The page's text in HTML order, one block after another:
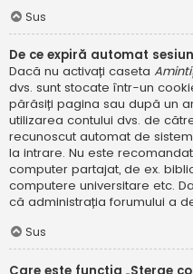
Sus
De ce expiră automat
Dacă nu activați caseta
dvs. sunt stocate într-un
părăsiți pagina sau după un
utilizarea contului dvs. de
recunoscut automat de
la intrare. Nu este
computer partajat, de ex.
computere universitare etc.
că administrația forumului a
Sus
Care este funcția „Șterge